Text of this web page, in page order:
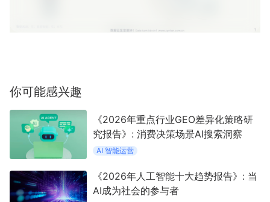
你可能感兴趣
《2026年重点行业GEO差异化策略研
究报告》: 消费决策场景AI搜索洞察
AI 智能运营
《2026年人工智能十大趋势报告》: 当
AI成为社会的参与者